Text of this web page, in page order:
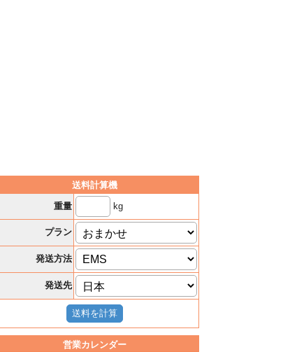
送料計算機
重量
kg
プラン
発送方法
発送先
営業カレンダー